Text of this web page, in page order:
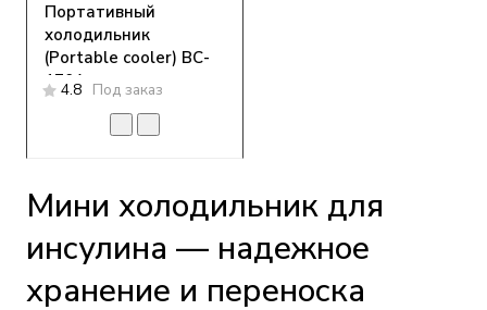
Портативный
холодильник
(Portable cooler) BC-
170A
4.8 Под заказ
Мини холодильник для
инсулина — надежное
хранение и переноска